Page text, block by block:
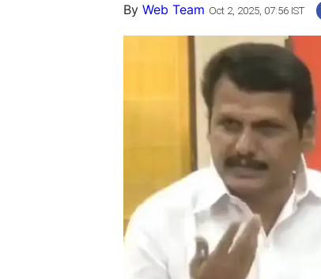
ByWeb Team Oct 2, 2025, 07:56 IST